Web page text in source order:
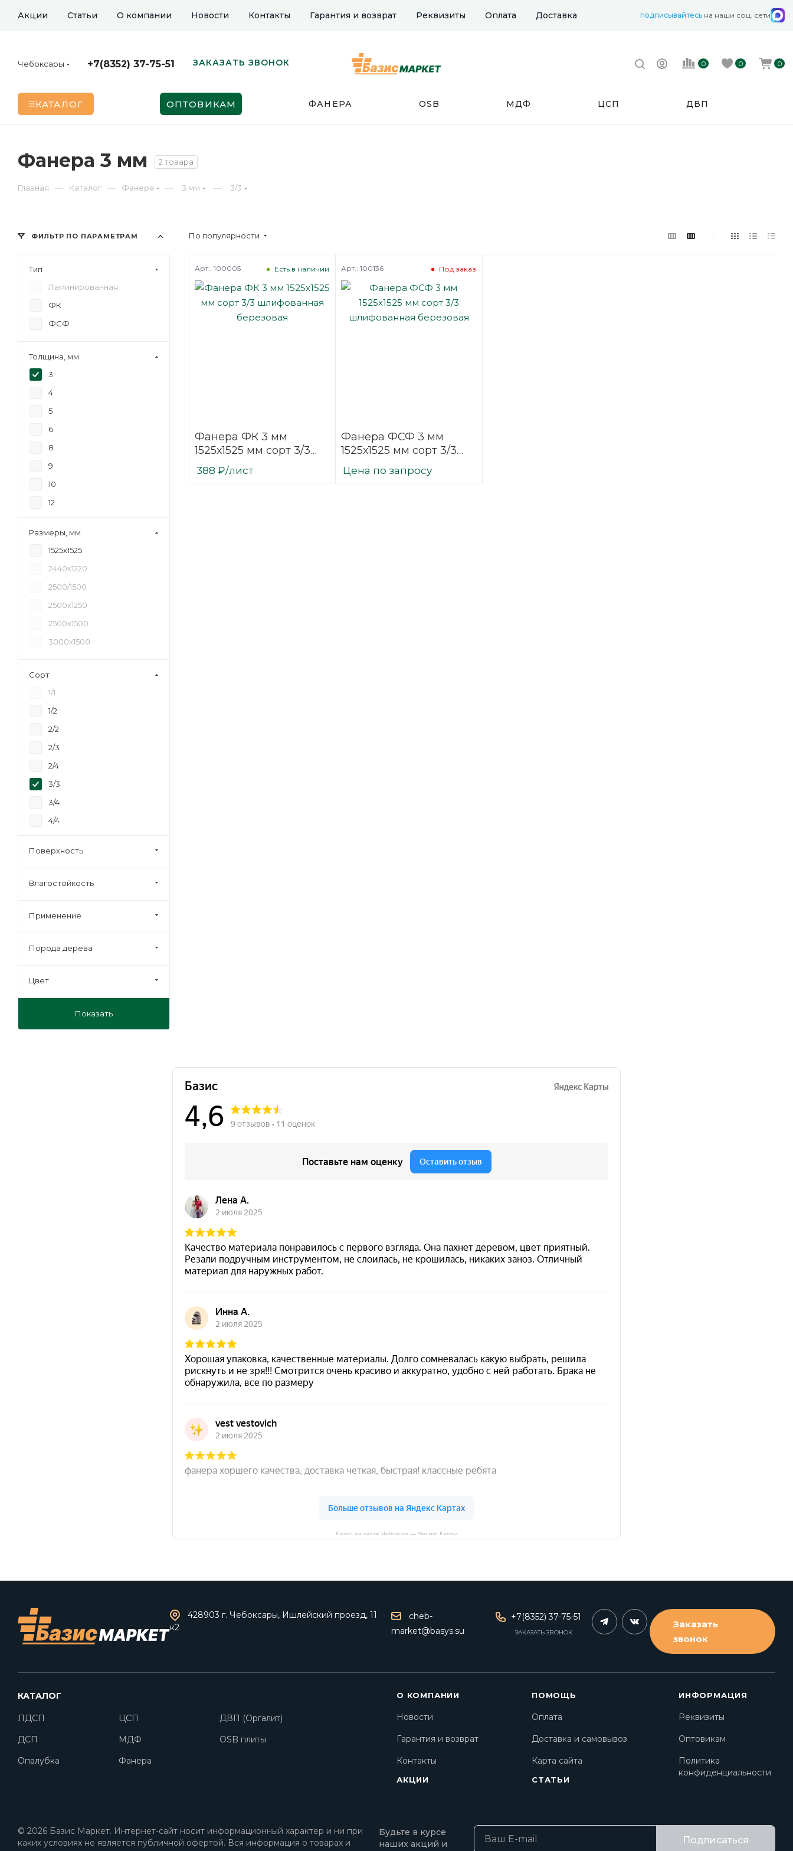
Акции Статьи О компании Новости Контакты Гарантия и возврат Реквизиты Оплата Доставка подписывайтесь на наши соц. сети
Чебоксары +7(8352) 37-75-51 ЗАКАЗАТЬ ЗВОНОК 0 0 0
КАТАЛОГ ОПТОВИКАМ ФАНЕРА OSB МДФ ЦСП ДВП
Фанера 3 мм 2 товара
Главная — Каталог — Фанера — 3 мм — 3/3
По популярности
Фанера ФК 3 мм
1525х1525 мм сорт 3/3
шлифованная
березовая
Есть в наличии
Арт.: 100005
388 ₽/лист
Фанера ФСФ 3 мм
1525х1525 мм сорт 3/3
шлифованная
березовая
Под заказ
Арт.: 100136
Цена по запросу
ФИЛЬТР ПО ПАРАМЕТРАМ
Тип
Ламинированная
ФК
ФСФ
Толщина, мм
3
4
5
6
8
9
10
12
18
Размеры, мм
1525х1525
2440х1220
2500/1500
2500х1250
2500х1500
3000х1500
Сорт
1/1
1/2
2/2
2/3
2/4
3/3
3/4
4/4
Поверхность
Влагостойкость
Применение
Порода дерева
Цвет
Показать
Базис на карте Чебоксар — Яндекс Карты
428903 г. Чебоксары, Ишлейский проезд, 11
к2
cheb-
market@basys.su
+7(8352) 37-75-51
ЗАКАЗАТЬ ЗВОНОК
Заказать
звонок
КАТАЛОГ
ЛДСП ЦСП
ДВП (Оргалит)
ДСП
МДФ
OSB плиты
Опалубка
Фанера
О КОМПАНИИ
Новости
Гарантия и возврат
Контакты
АКЦИИ
ПОМОЩЬ
Оплата
Доставка и самовывоз
Карта сайта
СТАТЬИ
ИНФОРМАЦИЯ
Реквизиты
Оптовикам
Политика
конфиденциальности
Будьте в курсе
наших акций и
Подписаться
© 2026 Базис Маркет. Интернет-сайт носит информационный характер и ни при
каких условиях не является публичной офертой. Вся информация о товарах и